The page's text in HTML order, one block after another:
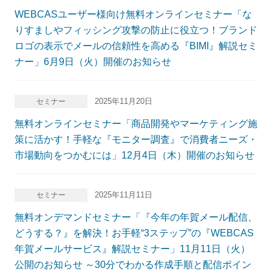
WEBCASユーザー様向け無料オンラインセミナー「な
りすましやフィッシング攻撃の防止に役立つ！ブランド
ロゴの表示でメールの信頼性を高める『BIMI』解説セミ
ナー」6月9日（火）開催のお知らせ
セミナー 2025年11月20日
無料オンラインセミナー「商品開発やマーケティング施
策に活かす！手軽な『モニター調査』で消費者ニーズ・
市場動向をつかむには」12月4日（木）開催のお知らせ
セミナー 2025年11月11日
無料オンデマンドセミナー「『今年の年賀メール配信、
どうする？』を解決！お手軽“3ステップ”の『WEBCAS
年賀メールサービス』解説セミナー」11月11日（火）
公開のお知らせ ～30分でわかる作成手順と配信ポイン